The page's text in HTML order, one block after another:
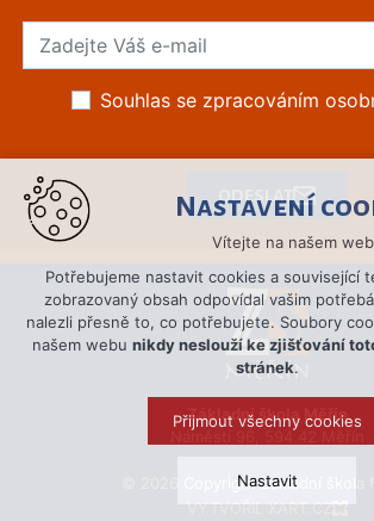
Souhlas se zpracováním
Základní škola Měřín
Náměstí 96, 594 42 Měřín
© 2026 Copyright Základní škola
VYTVOŘIL XART.CZ
Nastavení
Vítejte na našem
Potřebujeme nastavit cookies a související
zobrazovaný obsah odpovídal vašim
nalezli přesně to, co potřebujete. Soubory
našem webu nikdy neslouží ke zjišťování
stránek.
Přijmout všechny cookies
Nastavit